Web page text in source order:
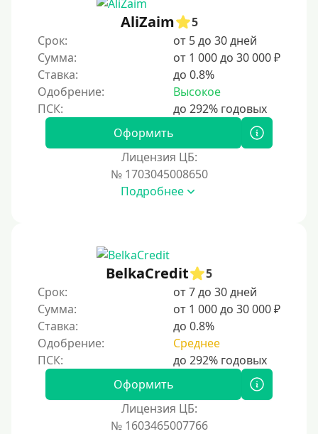
AliZaim
5
Срок:
от 5 до 30 дней
Сумма:
от 1 000 до 30 000 ₽
Ставка:
до 0.8%
Одобрение:
Высокое
Оформить
Лицензия ЦБ:
№ 1703045008650
Подробнее
BelkaCredit
5
Срок:
от 7 до 30 дней
Сумма:
от 1 000 до 30 000 ₽
Ставка:
до 0.8%
Одобрение:
Среднее
Оформить
Лицензия ЦБ:
№ 1603465007766